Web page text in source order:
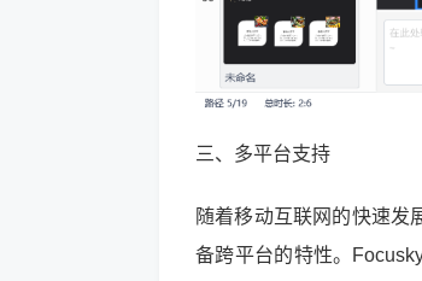
三、多平台支持
随着移动互联网的快速发
备跨平台的特性。